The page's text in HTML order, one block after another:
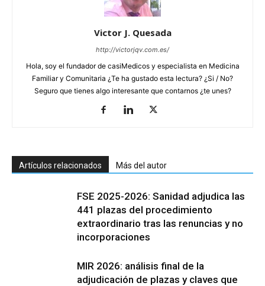
Victor J. Quesada
http://victorjqv.com.es/
Hola, soy el fundador de casiMedicos y especialista en Medicina
Familiar y Comunitaria ¿Te ha gustado esta lectura? ¿Si / No?
Seguro que tienes algo interesante que contarnos ¿te unes?
Artículos relacionados Más del autor
FSE 2025-2026: Sanidad adjudica las
441 plazas del procedimiento
extraordinario tras las renuncias y no
incorporaciones
MIR 2026: análisis final de la
adjudicación de plazas y claves que